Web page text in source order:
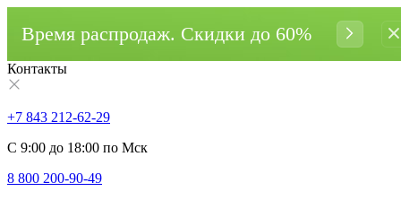
Время распродаж. Cкидки до 60%
Контакты
+7 843 212-62-29
С 9:00 до 18:00 по Мск
8 800 200-90-49